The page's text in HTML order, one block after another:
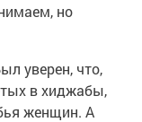
но
уверен, что,
в хиджабы,
женщин. А